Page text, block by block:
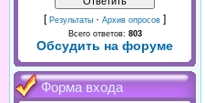
[ Результаты · Архив опросов ]
Всего ответов: 803
Обсудить на форуме
Форма входа